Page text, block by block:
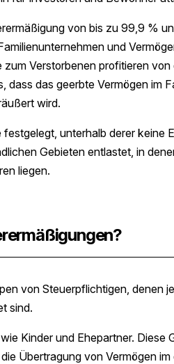
von bis zu 99,9 %
und
Verstorbenen profitieren
das geerbte Vermögen im
wird.
unterhalb derer keine
Gebieten entlastet, in
liegen.
von Steuerpflichtigen, denen
sind.
Kinder und Ehepartner. Diese
Übertragung von Vermögen